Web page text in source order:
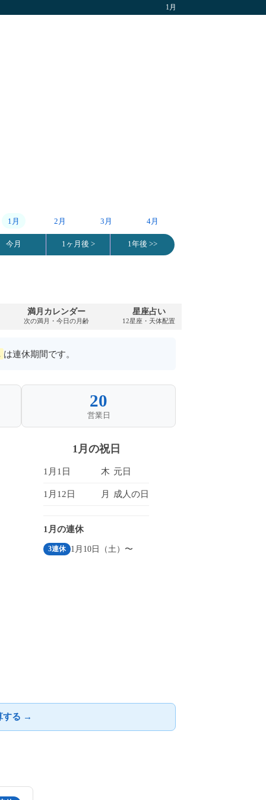
1月
1月 2月 3月 4月
今月 1ヶ月後 > 1年後 >>
満月カレンダー
次の満月・今日の月齢
星座占い
12星座・天体配置
は連休期間です。
20
営業日
1月の祝日
1月1日 木 元日
1月12日 月 成人の日
1月の連休
3連休 1月10日（土）〜
する →